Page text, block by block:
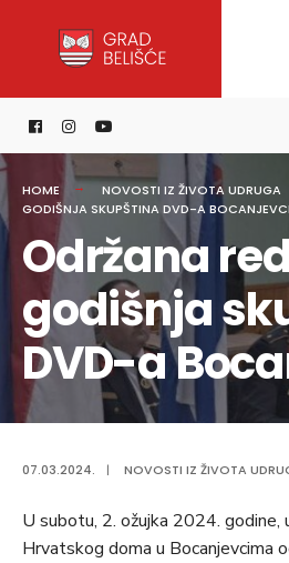
content
HOME NOVOSTI IZ ŽIVOTA UDRUGA
GODIŠNJA SKUPŠTINA DVD-A BOCANJEVCI
Održana
godišnja
DVD-a
07.03.2024. | NOVOSTI IZ ŽIVOTA
U subotu, 2. ožujka 2024. godine,
Hrvatskog doma u Bocanjevcima
for: